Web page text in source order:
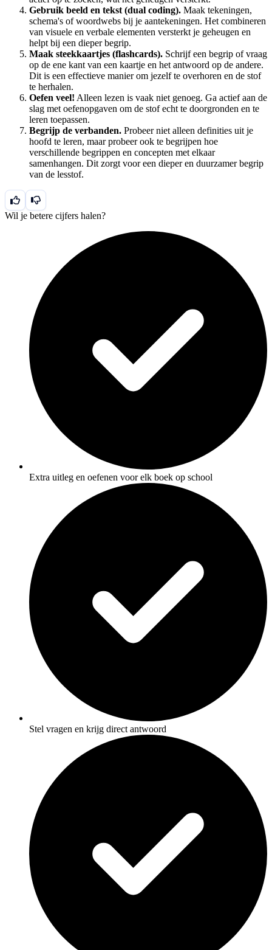
Gebruik beeld en tekst (dual coding). Maak tekeningen,
schema's of woordwebs bij je aantekeningen. Het combineren
van visuele en verbale elementen versterkt je geheugen en
helpt bij een dieper begrip.
Maak steekkaartjes (flashcards). Schrijf een begrip of vraag
op de ene kant van een kaartje en het antwoord op de andere.
Dit is een effectieve manier om jezelf te overhoren en de stof
te herhalen.
Oefen veel! Alleen lezen is vaak niet genoeg. Ga actief aan de
slag met oefenopgaven om de stof echt te doorgronden en te
leren toepassen.
Begrijp de verbanden. Probeer niet alleen definities uit je
hoofd te leren, maar probeer ook te begrijpen hoe
verschillende begrippen en concepten met elkaar
samenhangen. Dit zorgt voor een dieper en duurzamer begrip
van de lesstof.
Wil je betere cijfers halen?
Extra uitleg en oefenen voor elk boek op school
Stel vragen en krijg direct antwoord